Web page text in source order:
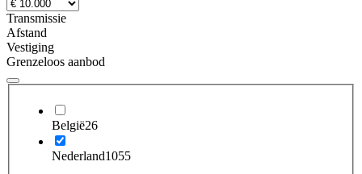
Transmissie
Afstand
Vestiging
Grenzeloos aanbod
België26
Nederland1055